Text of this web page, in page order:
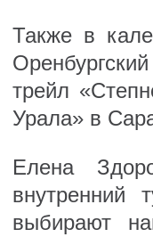
Также в
трейл
Урала» в
Елена
внутренний
выбирают